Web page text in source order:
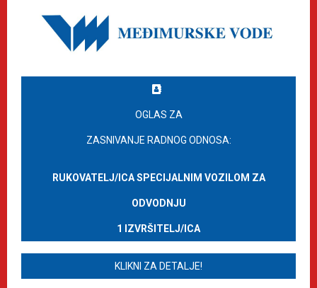
OGLAS ZA
ZASNIVANJE RADNOG ODNOSA:
RUKOVATELJ/ICA SPECIJALNIM VOZILOM ZA
ODVODNJU
1 IZVRŠITELJ/ICA
KLIKNI ZA DETALJE!